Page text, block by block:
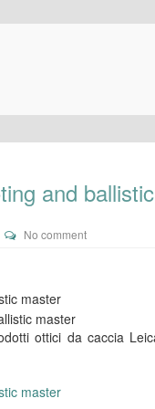
and
No comment
master
ottici da caccia
master